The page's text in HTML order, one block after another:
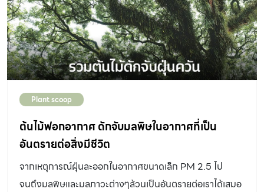
Plant scoop
ต้นไม้ฟอกอากาศ ดักจับมลพิษในอากาศที่เป็น
อันตรายต่อสิ่งมีชีวิต
จากเหตุการณ์ฝุ่นละออกในอากาศขนาดเล็ก PM 2.5 ไป
จนถึงมลพิษและมลภาวะต่างๆล้วนเป็นอันตรายต่อเราได้เสมอ